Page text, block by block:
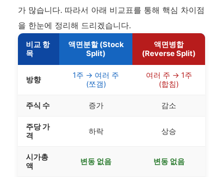
가 많습니다. 따라서 아래 비교표를 통해 핵심 차이점
을 한눈에 정리해 드리겠습니다.
비교 항
목
액면분할 (Stock
Split)
액면병합
(Reverse Split)
방향
1주 → 여러 주
(쪼갬)
여러 주 → 1주
(합침)
주식 수 증가 감소
주당 가
격
하락 상승
시가총
액
변동 없음 변동 없음